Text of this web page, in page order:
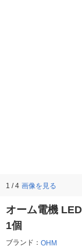
1 / 4 画像を見る
オーム電機
1個
ブランド： OHM